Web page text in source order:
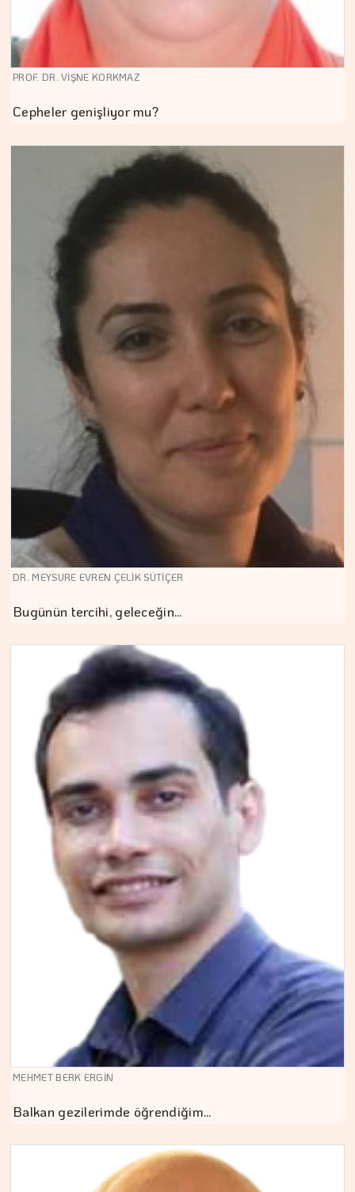
PROF. DR. VİŞNE KORKMAZ
Cepheler genişliyor mu?
DR. MEYSURE EVREN ÇELİK SÜTİÇER
Bugünün tercihi, geleceğin…
MEHMET BERK ERGİN
Balkan gezilerimde öğrendiğim…